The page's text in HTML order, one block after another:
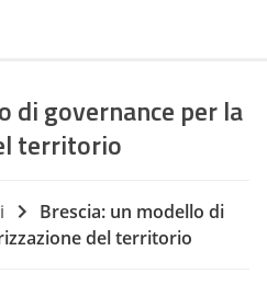
di governance per la
territorio
Brescia: un modello di
del territorio